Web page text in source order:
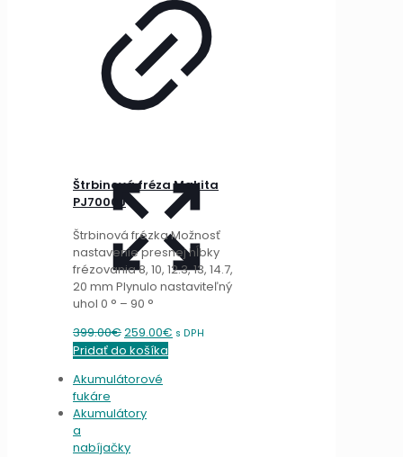
Štrbinová fréza Makita
PJ7000J
Štrbinová frézka Možnosť
nastavenie presnej hĺbky
frézovania 8, 10, 12.3, 13, 14.7,
20 mm Plynulo nastaviteľný
uhol 0 ° – 90 °
399.00€Original
price
399.00€.
259.00€ Current
s DPH
Pridať do košíka
Akumulátorové
fukáre
Akumulátory
a
nabíjačky